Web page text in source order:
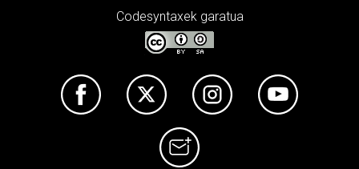
Codesyntaxek garatua